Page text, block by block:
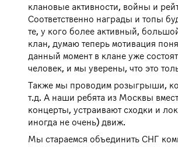
клановые активности, войны и
Соответственно награды и топы
те, у кого более активный,
клан, думаю теперь мотивация
данный момент в клане уже
человек, и мы уверены, что это
Также мы проводим розыгрыши,
т.д. А наши ребята из Москвы
концерты, устраивают сходки и
иногда не очень) движ.
Мы стараемся объединить СНГ